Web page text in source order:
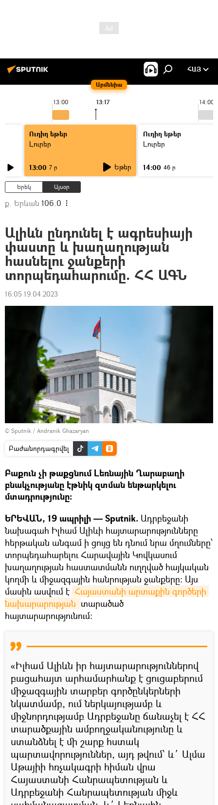
Արմենիա
ՀԱՅ
13:00 14:00
13:17
Ուղիղ եթեր
Լուրեր
13:00 7 ր Եթեր
Ուղիղ եթեր
Լուրեր
14:00 46 ր
Երեկ Այսօր
ք. Երևան 106.0
Ալիևն ընդունել է ագրեսիայի
փաստը և խաղաղության
հասնելու ջանքերի
տորպեդահարումը. ՀՀ ԱԳՆ
16:05 19.04.2023
© Sputnik / Andranik Ghazaryan
Բաժանորդագրվել
Բաքուն չի թաքցնում Լեռնային Ղարաբաղի
բնակչությանը էթնիկ զտման ենթարկելու
մտադրությունը։
ԵՐԵՎԱՆ, 19 ապրիլի — Sputnik. Ադրբեջանի
նախագահ Իլհամ Ալիևի հայտարարությունները
հերթական անգամ ի ցույց են դնում նրա մղումները՝
տորպեդահարելու Հարավային Կովկասում
խաղաղության հաստատմանն ուղղված հայկական
կողմի և միջազգային հանրության ջանքերը։ Այս
մասին ասվում է Հայաստանի արտաքին գործերի
նախարարության տարածած
հայտարարությունում։
«Իլհամ Ալիևն իր հայտարարություններով
բացահայտ արհամարհանք է ցուցաբերում
միջազգային տարբեր գործընկերների
նկատմամբ, ում ներկայությամբ և
միջնորդությամբ Ադրբեջանը ճանաչել է ՀՀ
տարածքային ամբողջականությունը և
ստանձնել է մի շարք հստակ
պարտավորություններ, այդ թվում՝ և´ Ալմա
Աթայիի հռչակագրի հիման վրա
Հայաստանի Հանրապետության և
Ադրբեջանի Հանրապետության միջև